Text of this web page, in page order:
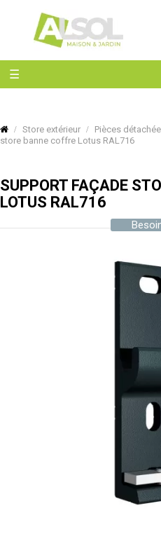
Basculer
la
☰
Store extérieur Pièces
store banne coffre Lotus RAL716
SUPPORT FAÇADE
LOTUS RAL716